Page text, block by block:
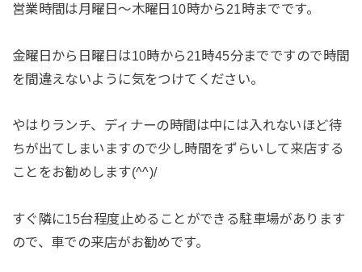
営業時間は月曜日〜木曜日10時から21時までです。
金曜日から日曜日は10時から21時45分までですので時間
を間違えないように気をつけてください。
やはりランチ、ディナーの時間は中には入れないほど待
ちが出てしまいますので少し時間をずらいして来店する
ことをお勧めします(^^)/
すぐ隣に15台程度止めることができる駐車場があります
ので、車での来店がお勧めです。